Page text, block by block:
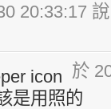
20:33:17 說
於
是用照的